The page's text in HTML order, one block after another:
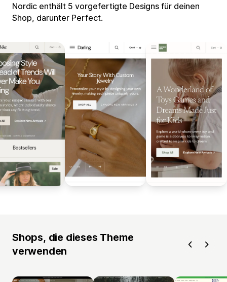
Nordic enthält 5 vorgefertigte Designs für deinen
Shop, darunter Perfect.
Shops, die dieses Theme
verwenden